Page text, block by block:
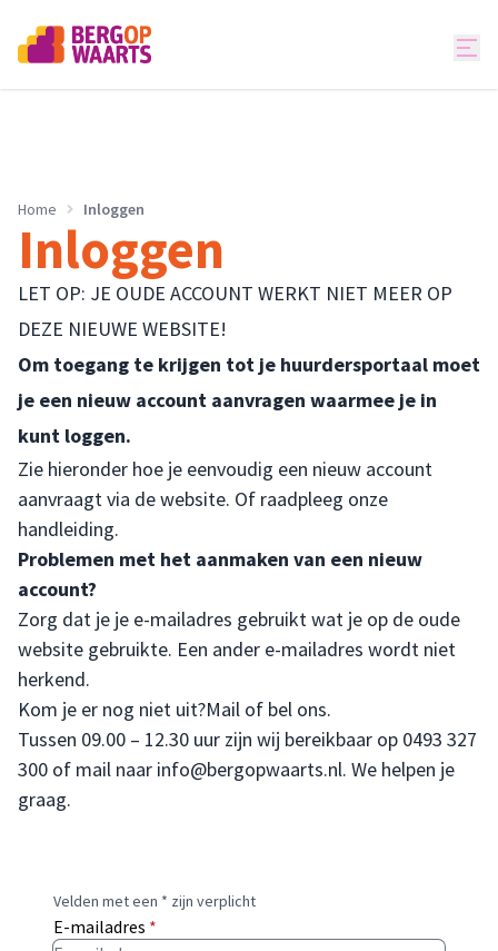
Home Inloggen
Inloggen
LET OP: JE OUDE ACCOUNT WERKT NIET MEER OP
DEZE NIEUWE WEBSITE!
Om toegang te krijgen tot je huurdersportaal moet
je een nieuw account aanvragen waarmee je in
kunt loggen.
Zie hieronder hoe je eenvoudig een nieuw account
aanvraagt via de website. Of raadpleeg onze
handleiding.
Problemen met het aanmaken van een nieuw
account?
Zorg dat je je e-mailadres gebruikt wat je op de oude
website gebruikte. Een ander e-mailadres wordt niet
herkend.
Kom je er nog niet uit?Mail of bel ons.
Tussen 09.00 – 12.30 uur zijn wij bereikbaar op 0493 327
300 of mail naar info@bergopwaarts.nl. We helpen je
graag.
Velden met een * zijn verplicht
E-mailadres *